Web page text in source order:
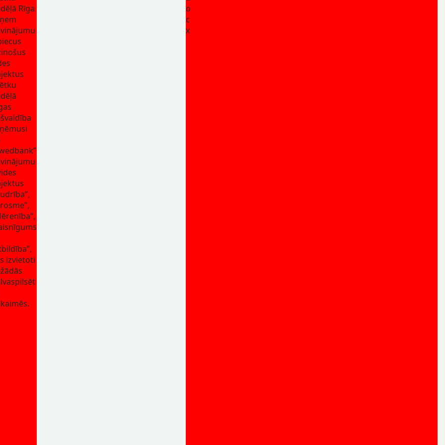
Rīga
izvietoti
o
c
x